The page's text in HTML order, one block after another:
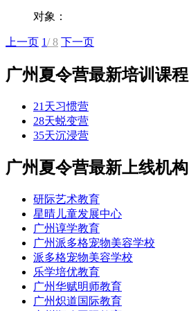
对象：
上一页 1/ 8 下一页
广州夏令营最新培训课程
21天习惯营
28天蜕变营
35天沉浸营
广州夏令营最新上线机构
研际艺术教育
星晴儿童发展中心
广州谆学教育
广州派多格宠物美容学校
派多格宠物美容学校
乐学培优教育
广州华赋明师教育
广州炽道国际教育